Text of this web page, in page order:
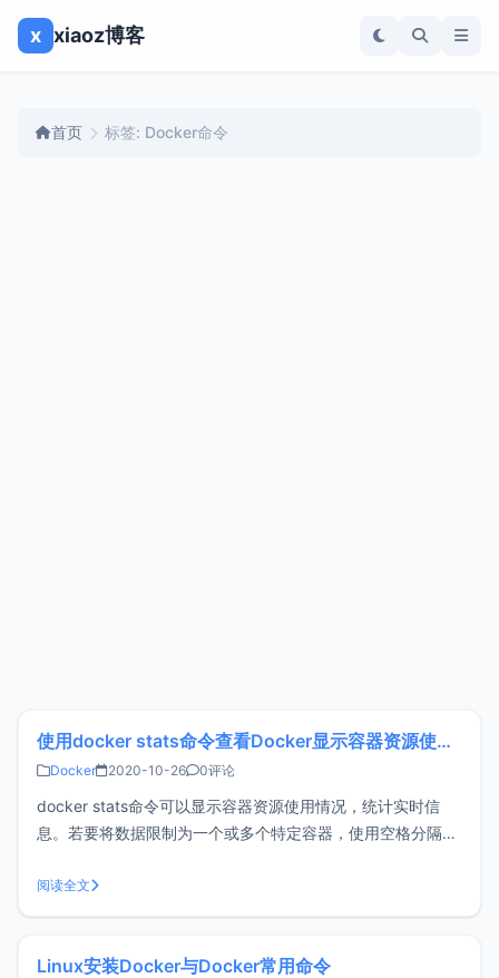
x xiaoz博客
首页 标签: Docker命令
使用docker stats命令查看Docker显示容器资源使用情况
Docker 2020-10-26 0评论
docker stats命令可以显示容器资源使用情况，统计实时信
息。若要将数据限制为一个或多个特定容器，使用空格分隔容
何数据。使用方法直接输入docker stats即可显示所有运行中
容器的资源使用情况，会看到类似如下截图信息。每一列的含
阅读全文
Linux安装Docker与Docker常用命令